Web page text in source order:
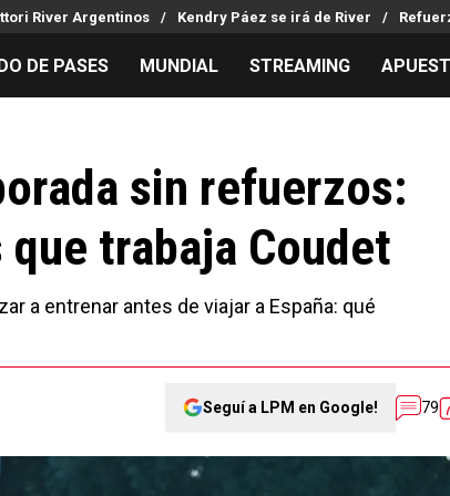
River Argentinos Kendry Páez se irá de River
de Pases
tácticos
Quintero
Coudet
Streaming
Entradas
Hinchas
Los goles de River
Guías
Códigos
DE PASES MUNDIAL STREAMING
sin refuerzos:
trabaja Coudet
a entrenar antes de viajar a España: qué
Seguí a LPM en Google! 79